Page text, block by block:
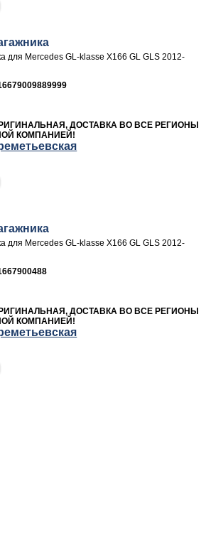
для Mercedes GL-klasse X166 GL GLS 2012-
ДОСТАВКА ВО ВСЕ РЕГИОНЫ
КОМПАНИЕЙ!
для Mercedes GL-klasse X166 GL GLS 2012-
ДОСТАВКА ВО ВСЕ РЕГИОНЫ
КОМПАНИЕЙ!